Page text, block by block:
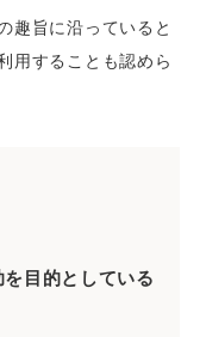
趣旨に沿っていると
用することも認めら
目的としている